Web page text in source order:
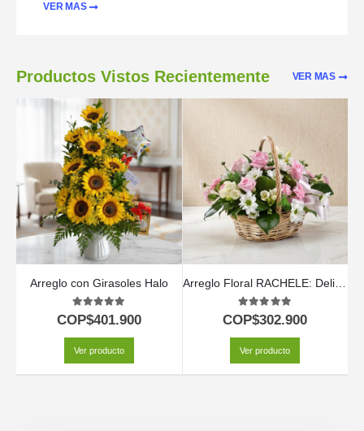
VER MAS
VER MAS
Productos Vistos Recientemente
Arreglo con Girasoles Halo
5.00out of 5
COP$401.900
Ver producto
Arreglo Floral RACHELE: Delicada Cesta con 12 Rosas Rosadas y Flores de Temporada 🕊️
5.00out of 5
COP$302.900
Ver producto